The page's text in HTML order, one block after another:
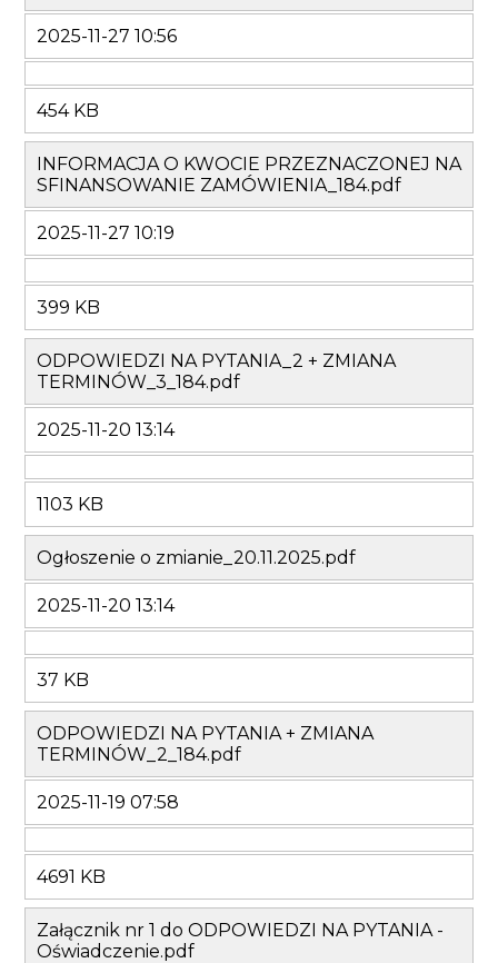
2025-11-27 10:56
454 KB
INFORMACJA O KWOCIE PRZEZNACZONEJ NA
SFINANSOWANIE ZAMÓWIENIA_184.pdf
2025-11-27 10:19
399 KB
ODPOWIEDZI NA PYTANIA_2 + ZMIANA
TERMINÓW_3_184.pdf
2025-11-20 13:14
1103 KB
Ogłoszenie o zmianie_20.11.2025.pdf
2025-11-20 13:14
37 KB
ODPOWIEDZI NA PYTANIA + ZMIANA
TERMINÓW_2_184.pdf
2025-11-19 07:58
4691 KB
Załącznik nr 1 do ODPOWIEDZI NA PYTANIA -
Oświadczenie.pdf